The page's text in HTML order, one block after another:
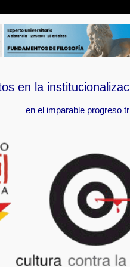
en la
en el imparable progreso